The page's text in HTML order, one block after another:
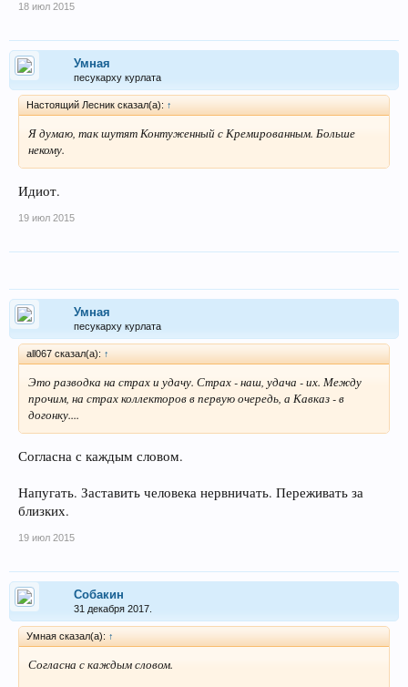
18 июл 2015
Умная
песукарху курлата
Настоящий Лесник сказал(а): ↑
Я думаю, так шутят Контуженный с Кремированным. Больше
некому.
Идиот.
19 июл 2015
Умная
песукарху курлата
all067 сказал(а): ↑
Это разводка на страх и удачу. Страх - наш, удача - их. Между
прочим, на страх коллекторов в первую очередь, а Кавказ - в
догонку....
Согласна с каждым словом.
Напугать. Заставить человека нервничать. Переживать за
близких.
19 июл 2015
Собакин
31 декабря 2017.
Умная сказал(а): ↑
Согласна с каждым словом.